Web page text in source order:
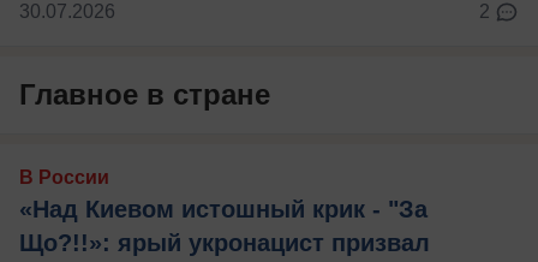
30.07.2026 2
Главное в стране
В России
«Над Киевом истошный крик - "За
Що?!!»: ярый укронацист призвал